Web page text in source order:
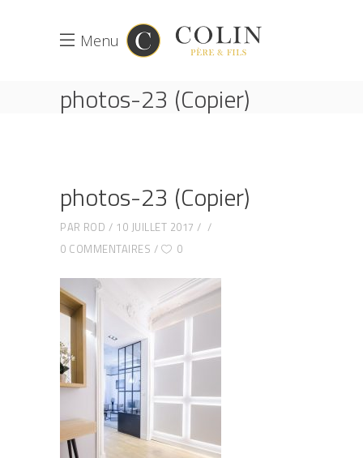
Menu
photos-23 (Copier)
photos-23 (Copier)
PAR ROD
10 JUILLET 2017
0 COMMENTAIRES
0